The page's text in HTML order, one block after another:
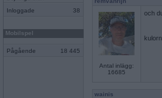
Inloggade 38
Mobilspel
Pågående 18 445
Antal inlägg:
16685
och
wainis